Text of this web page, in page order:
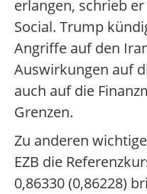
erlangen, schrieb
Social. Trump
Angriffe auf den
Auswirkungen auf
auch auf die
Grenzen.
Zu anderen
EZB die
0,86330 (0,86228)